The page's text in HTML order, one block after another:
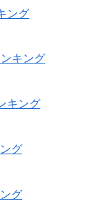
ング
キング
キング
グ
グ